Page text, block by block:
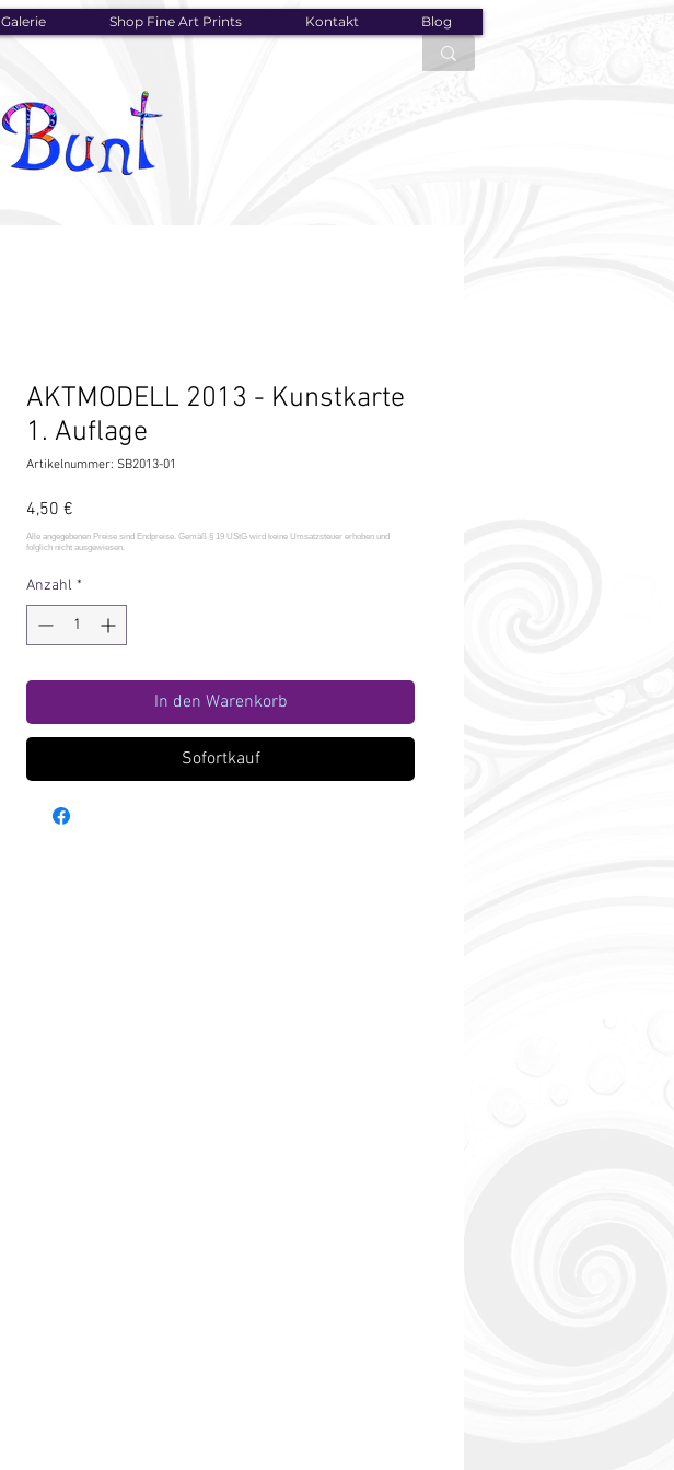
Galerie Shop Fine Art Prints Kontakt Blog
AKTMODELL 2013 - Kunstkarte
1. Auflage
Artikelnummer: SB2013-01
4,50 €
Anzahl *
In den Warenkorb
Sofortkauf